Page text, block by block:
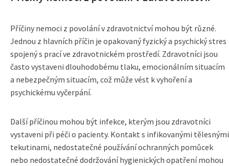
Příčiny nemoci z povolání v zdravotnictví mohou být různé.
Jednou z hlavních příčin je opakovaný fyzický a psychický stres
spojený s prací ve zdravotnickém prostředí. Zdravotníci jsou
často vystaveni dlouhodobému tlaku, emocionálním situacím
a nebezpečným situacím, což může vést k vyhoření a
psychickému vyčerpání.
Další příčinou mohou být infekce, kterým jsou zdravotníci
vystaveni při péči o pacienty. Kontakt s infikovanými tělesnými
tekutinami, nedostatečné používání ochranných pomůcek
nebo nedostatečné dodržování hygienických opatření mohou